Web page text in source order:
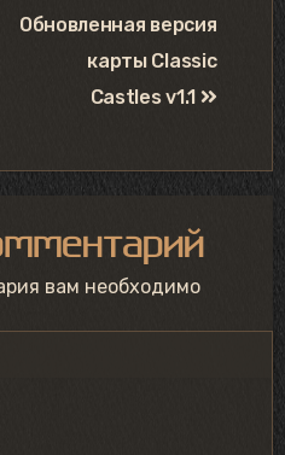
Обновленная версия
карты Classic
Castles v1.1
вам необходимо